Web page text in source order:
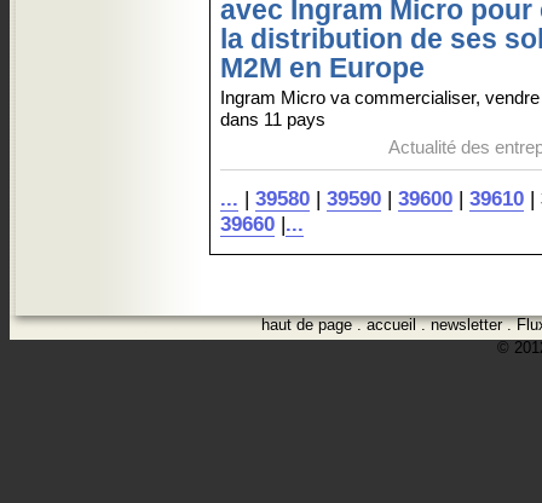
avec Ingram Micro pour
la distribution de ses
M2M en Europe
Ingram Micro va commercialiser,
dans 11 pays
Actualité des
... | 39580 | 39590 | 39600 | 39610 |
39660 |...
haut de page.accueil.newsletter.
©